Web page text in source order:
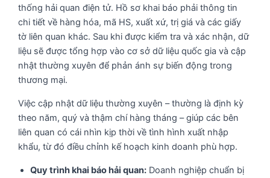
thống hải quan điện tử. Hồ sơ khai báo phải thông tin
chi tiết về hàng hóa, mã HS, xuất xứ, trị giá và các giấy
tờ liên quan khác. Sau khi được kiểm tra và xác nhận, dữ
liệu sẽ được tổng hợp vào cơ sở dữ liệu quốc gia và cập
nhật thường xuyên để phản ánh sự biến động trong
thương mại.
Việc cập nhật dữ liệu thường xuyên – thường là định kỳ
theo năm, quý và thậm chí hàng tháng – giúp các bên
liên quan có cái nhìn kịp thời về tình hình xuất nhập
khẩu, từ đó điều chỉnh kế hoạch kinh doanh phù hợp.
Quy trình khai báo hải quan: Doanh nghiệp chuẩn bị